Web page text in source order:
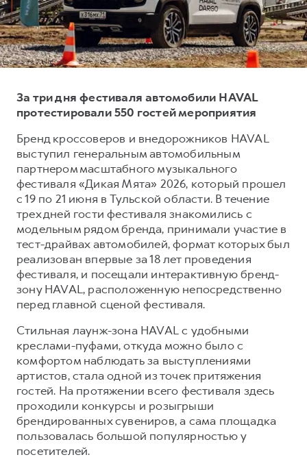
DARGO
от 3 199 000 ₽
DARGO X
от 3 499 000 ₽
от 2 899 000 ₽ от 3 599 000 ₽
POER
от 3 449 000 ₽
Тест-драйв
Трейд-ин
Кредитный калькулятор
Страхование
Кредит
КОРПОРАТИВНЫМ КЛИЕНТАМ
Для малого бизнеса
Корпоративным клиентам
Крупным корпоративным клиентам
Система управления автопарком
Сервис для корпоративных клиентов
HAVAL Лизинг
АКСЕССУАРЫ HAVAL
Автомобильные аксессуары
Коллекция CITY
Коллекция Базовая
СЕРВИСНОЕ ОБСЛУЖИВАНИЕ
Нулевое ТО
Программа «Помощь на дороге»
Электронный ПТС
ПОДДЕРЖКА
GWM Безопасность
Гарантия HAVAL
Мобильное приложение GWM
Программа «HAVAL Защита+»
Руководства по эксплуатации
Подписки
АКСЕССУАРЫ HAVAL
Автомобильные аксессуары
Коллекция CITY
Коллекция Базовая
Коллекция Детская
О дилере
Наша команда
Контакты
За три дня фестиваля автомобили HAVAL
протестировали 550 гостей мероприятия
Бренд кроссоверов и внедорожников HAVAL
выступил генеральным автомобильным
партнером масштабного музыкального
фестиваля «Дикая Мята» 2026, который прошел
с 19 по 21 июня в Тульской области. В течение
трех дней гости фестиваля знакомились с
модельным рядом бренда, принимали участие в
тест-драйвах автомобилей, формат которых был
реализован впервые за 18 лет проведения
фестиваля, и посещали интерактивную бренд-
зону HAVAL, расположенную непосредственно
перед главной сценой фестиваля.
Cтильная лаунж-зона HAVAL с удобными
креслами-пуфами, откуда можно было с
комфортом наблюдать за выступлениями
артистов, стала одной из точек притяжения
гостей. На протяжении всего фестиваля здесь
проходили конкурсы и розыгрыши
брендированных сувениров, а сама площадка
пользовалась большой популярностью у
посетителей.